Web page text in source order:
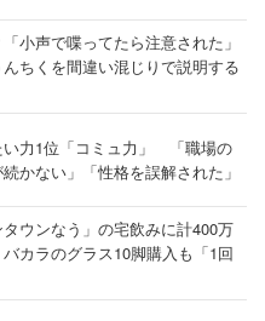
小声で喋ってたら注意された」
ちくを間違い混じりで説明する
い力1位「コミュ力」 「職場の
かない」「性格を誤解された」
ウンなう」の宅飲みに計400万
カラのグラス10脚購入も「1回